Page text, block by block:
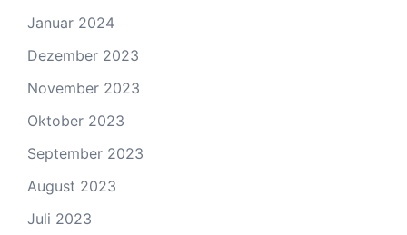
Januar 2024
Dezember 2023
November 2023
Oktober 2023
September 2023
August 2023
Juli 2023